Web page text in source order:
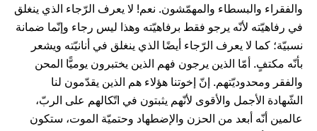
والفقراء والبسطاء والمهمّشون. نعم! لا يعرف الرّجاء الذي ينغلق
في رفاهيّته لأنّه يرجو فقط برفاهيّته وهذا ليس رجاء وإنّما ضمانة
نسبيّة؛ كما لا يعرف الرّجاء أيضًا الذي ينغلق في أنانيّته ويشعر
بأنّه مكتفٍ. أمّا الذين يرجون فهم الذين يختبرون يوميًّا المحن
والفقر ومحدوديّتهم. إنّ إخوتنا هؤلاء هم الذين يقدّمون لنا
الشّهادة الأجمل والأقوى لأنّهم يثبتون في اتّكالهم على الربّ،
عالمين أنّه أبعد من الحزن والإضطهاد وحتميّة الموت، ستكون